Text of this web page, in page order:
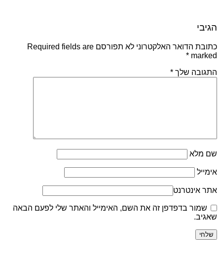
הגיבי
כתובת הדואר האלקטרוני לא תפורסם Required fields are
marked
*
התגובה שלך *
שם מלא
אימייל
אתר אינטרנט
שמור בדפדפן זה את השם, האימייל והאתר שלי לפעם הבאה
שאגיב.